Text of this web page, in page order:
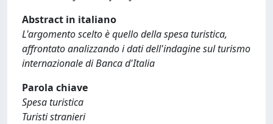
Abstract in italiano
L'argomento scelto è quello della spesa turistica,
affrontato analizzando i dati dell'indagine sul turismo
internazionale di Banca d'Italia
Parola chiave
Spesa turistica
Turisti stranieri